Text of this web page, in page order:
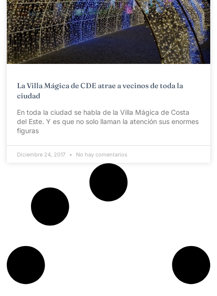
La Villa Mágica de CDE atrae a vecinos de toda la
ciudad
En toda la ciudad se habla de la Villa Mágica de Costa
del Este. Y es que no solo llaman la atención sus enormes
figuras
Diciembre 24, 2017 No hay comentarios